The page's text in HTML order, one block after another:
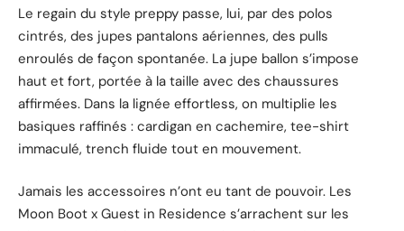
Le regain du style preppy passe, lui, par des polos
cintrés, des jupes pantalons aériennes, des pulls
enroulés de façon spontanée. La jupe ballon s’impose
haut et fort, portée à la taille avec des chaussures
affirmées. Dans la lignée effortless, on multiplie les
basiques raffinés : cardigan en cachemire, tee-shirt
immaculé, trench fluide tout en mouvement.
Jamais les accessoires n’ont eu tant de pouvoir. Les
Moon Boot x Guest in Residence s’arrachent sur les